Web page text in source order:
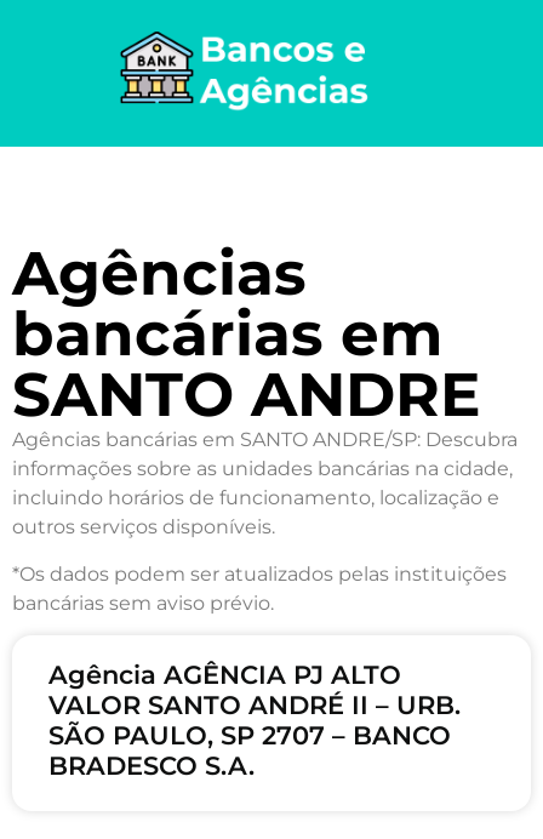
Agências
bancárias em
SANTO ANDRE
Agências bancárias em SANTO ANDRE/SP: Descubra
informações sobre as unidades bancárias na cidade,
incluindo horários de funcionamento, localização e
outros serviços disponíveis.
*Os dados podem ser atualizados pelas instituições
bancárias sem aviso prévio.
Agência AGÊNCIA PJ ALTO
VALOR SANTO ANDRÉ II – URB.
SÃO PAULO, SP 2707 – BANCO
BRADESCO S.A.